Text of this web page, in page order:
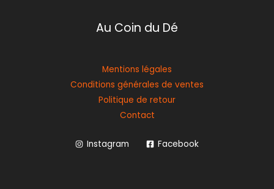
Au Coin du Dé
Mentions légales
Conditions générales de ventes
Politique de retour
Contact
Instagram Facebook